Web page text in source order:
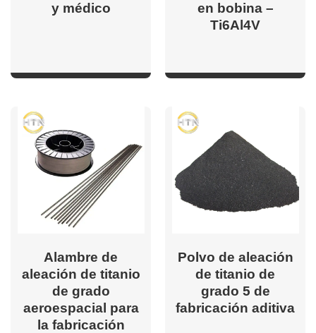
y médico
en bobina –
Ti6Al4V
Alambre de
aleación de titanio
de grado
aeroespacial para
la fabricación
Polvo de aleación
de titanio de
grado 5 de
fabricación aditiva